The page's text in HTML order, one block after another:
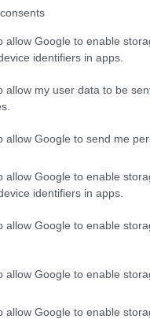
allow Google to enable
identifiers in apps.
allow my user data to be
allow Google to send me
allow Google to enable
identifiers in apps.
allow Google to enable
allow Google to enable
allow Google to enable
η σύλληψη
αυτό που έχει γίνει,
η
αποδυναμώνεται το